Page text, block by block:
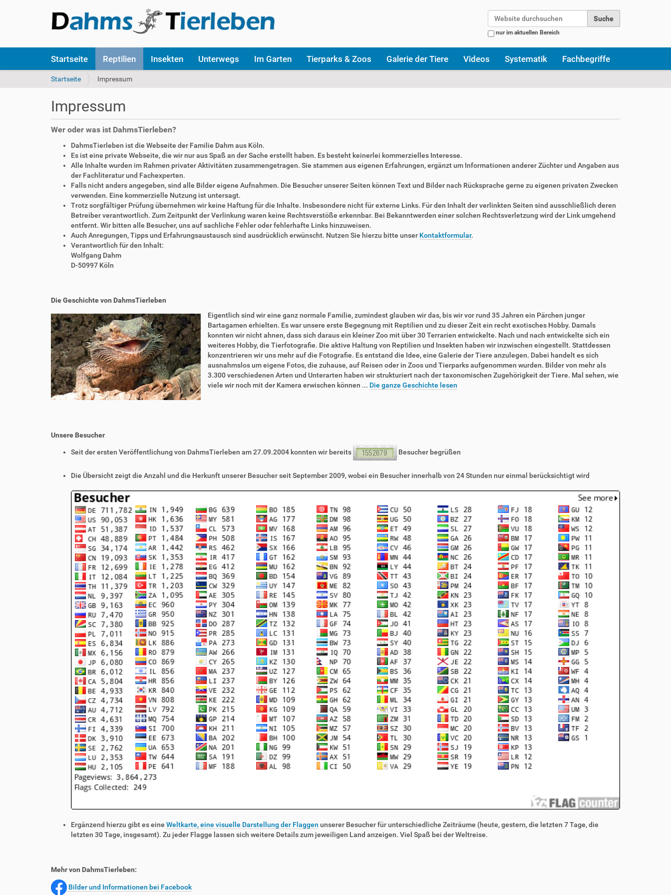
nur im aktuellen Bereich
k
Startseite Reptilien Insekten Unterwegs Im Garten Tierparks & Zoos Galerie der Tiere Videos Systematik Fachbegriffe
S
i
n
Startseite Impressum
Impressum
Wer oder was ist DahmsTierleben?
DahmsTierleben ist die Webseite der Familie Dahm aus Köln.
Es ist eine private Webseite, die wir nur aus Spaß an der Sache erstellt haben. Es besteht keinerlei kommerzielles Interesse.
Alle Inhalte wurden im Rahmen privater Aktivitäten zusammengetragen. Sie stammen aus eigenen Erfahrungen, ergänzt um Informationen anderer Züchter und Angaben aus
der Fachliteratur und Fachexperten.
Falls nicht anders angegeben, sind alle Bilder eigene Aufnahmen. Die Besucher unserer Seiten können Text und Bilder nach Rücksprache gerne zu eigenen privaten Zwecken
verwenden. Eine kommerzielle Nutzung ist untersagt.
Trotz sorgfältiger Prüfung übernehmen wir keine Haftung für die Inhalte. Insbesondere nicht für externe Links. Für den Inhalt der verlinkten Seiten sind ausschließlich deren
Betreiber verantwortlich. Zum Zeitpunkt der Verlinkung waren keine Rechtsverstöße erkennbar. Bei Bekanntwerden einer solchen Rechtsverletzung wird der Link umgehend
entfernt. Wir bitten alle Besucher, uns auf sachliche Fehler oder fehlerhafte Links hinzuweisen.
Auch Anregungen, Tipps und Erfahrungsaustausch sind ausdrücklich erwünscht. Nutzen Sie hierzu bitte unser Kontaktformular.
Verantwortlich für den Inhalt:
Wolfgang Dahm
D-50997 Köln
Die Geschichte von DahmsTierleben
Eigentlich sind wir eine ganz normale Familie, zumindest glauben wir das, bis wir vor rund 35 Jahren ein Pärchen junger
Bartagamen erhielten. Es war unsere erste Begegnung mit Reptilien und zu dieser Zeit ein recht exotisches Hobby. Damals
konnten wir nicht ahnen, dass sich daraus ein kleiner Zoo mit über 30 Terrarien entwickelte. Nach und nach entwickelte sich ein
weiteres Hobby, die Tierfotografie. Die aktive Haltung von Reptilien und Insekten haben wir inzwischen eingestellt. Stattdessen
konzentrieren wir uns mehr auf die Fotografie. Es entstand die Idee, eine Galerie der Tiere anzulegen. Dabei handelt es sich
ausnahmslos um eigene Fotos, die zuhause, auf Reisen oder in Zoos und Tierparks aufgenommen wurden. Bilder von mehr als
3.300 verschiedenen Arten und Unterarten haben wir strukturiert nach der taxonomischen Zugehörigkeit der Tiere. Mal sehen, wie
viele wir noch mit der Kamera erwischen können ... Die ganze Geschichte lesen
Unsere Besucher
Seit der ersten Veröffentlichung von DahmsTierleben am 27.09.2004 konnten wir bereits Besucher begrüßen
Die Übersicht zeigt die Anzahl und die Herkunft unserer Besucher seit September 2009, wobei ein Besucher innerhalb von 24 Stunden nur einmal berücksichtigt wird
Ergänzend hierzu gibt es eine Weltkarte, eine visuelle Darstellung der Flaggen unserer Besucher für unterschiedliche Zeiträume (heute, gestern, die letzten 7 Tage, die
letzten 30 Tage, insgesamt). Zu jeder Flagge lassen sich weitere Details zum jeweiligen Land anzeigen. Viel Spaß bei der Weltreise.
Mehr von DahmsTierleben:
Bilder und Informationen bei Facebook